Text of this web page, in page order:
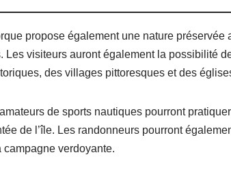
propose également une nature préservée
visiteurs auront également la possibilité
des villages pittoresques et des
de sports nautiques pourront
de l’île. Les randonneurs pourront
verdoyante.